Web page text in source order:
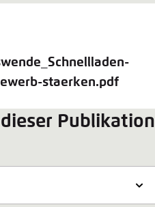
staerken.pdf
Publikation